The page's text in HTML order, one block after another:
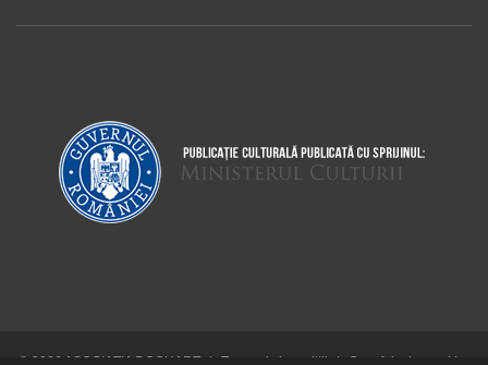
© 2026 ASOCIAŢIA DOCUART | Termeni şi condiţii | Cum folosim cookie-